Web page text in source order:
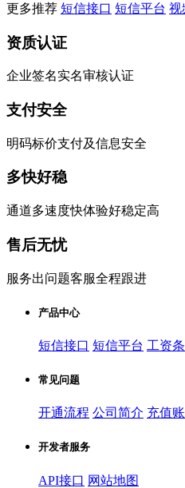
更多推荐 短信接口 短信平台 视
资质认证
企业签名实名审核认证
支付安全
明码标价支付及信息安全
多快好稳
通道多速度快体验好稳定高
售后无忧
服务出问题客服全程跟进
产品中心
短信接口 短信平台 工资
常见问题
开通流程 公司简介 充值
开发者服务
API接口 网站地图